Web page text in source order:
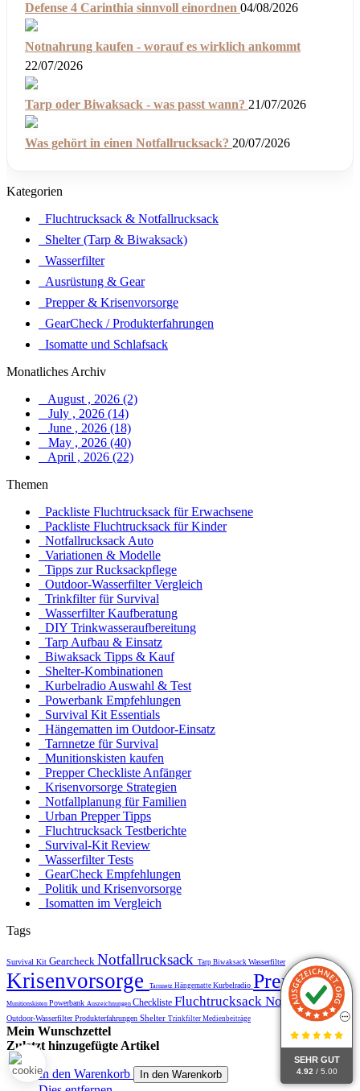
Defense 4 Carinthia sinnvoll einordnen 04/08/2026
Notnahrung kaufen - worauf es wirklich ankommt
22/07/2026
Tarp oder Biwaksack - was passt wann? 21/07/2026
Was gehört in einen Notfallrucksack? 20/07/2026
Kategorien
Fluchtrucksack & Notfallrucksack
Shelter (Tarp & Biwaksack)
Wasserfilter
Ausrüstung & Gear
Prepper & Krisenvorsorge
GearCheck / Produkterfahrungen
Isomatte und Schlafsack
Monatliches Archiv
August , 2026 (2)
July , 2026 (14)
June , 2026 (18)
May , 2026 (40)
April , 2026 (22)
Themen
Packliste Fluchtrucksack für Erwachsene
Packliste Fluchtrucksack für Kinder
Notfallrucksack Auto
Variationen & Modelle
Tipps zur Rucksackpflege
Outdoor-Wasserfilter Vergleich
Trinkfilter für Survival
Wasserfilter Kaufberatung
DIY Trinkwasseraufbereitung
Tarp Aufbau & Einsatz
Biwaksack Tipps & Kauf
Shelter-Kombinationen
Kurbelradio Auswahl & Test
Powerbank Empfehlungen
Survival Kit Essentials
Hängematten im Outdoor-Einsatz
Tarnnetze für Survival
Munitionskisten kaufen
Prepper Checkliste Anfänger
Krisenvorsorge Strategien
Notfallplanung für Familien
Urban Prepper Tipps
Fluchtrucksack Testberichte
Survival-Kit Review
Wasserfilter Tests
GearCheck Empfehlungen
Politik und Krisenvorsorge
Isomatten im Vergleich
Tags
Survival Kit Gearcheck Notfallrucksack Tarp Biwaksack Wasserfilter
Krisenvorsorge Tarnnetz Hängematte Kurbelradio Prepper
Munitionskisten Powerbank Auszeichnungen Checkliste Fluchtrucksack Notfallplanung
Outdoor-WasserfilterProdukterfahrungen Shelter Trinkfilter Medienbeiträge
Mein Wunschzettel
Zuletzt hinzugefügte Artikel
In den Warenkorb In den Warenkorb
SEHR GUT
4.92 / 5.00